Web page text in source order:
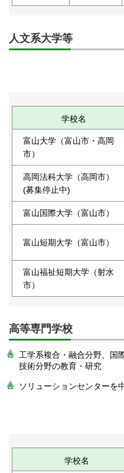
人文系大学等
学校名
富山大学（富山市・高岡
市）
高岡法科大学（高岡市）
(募集停止中)
富山国際大学（富山市）
富山短期大学（富山市）
富山福祉短期大学（射水
市）
高等専門学校
工学系複合・融合分野、国
技術分野の教育・研究
ソリューションセンターを
学校名